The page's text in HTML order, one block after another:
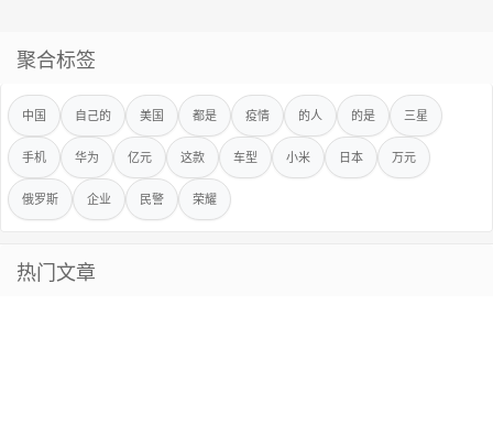
聚合标签
中国 自己的 美国 都是 疫情 的人 的是 三星
手机 华为 亿元 这款 车型 小米 日本 万元
俄罗斯 企业 民警 荣耀
热门文章